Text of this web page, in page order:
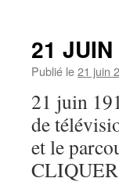
21 JUIN
Publié le21 juin
21 juin
de
et le